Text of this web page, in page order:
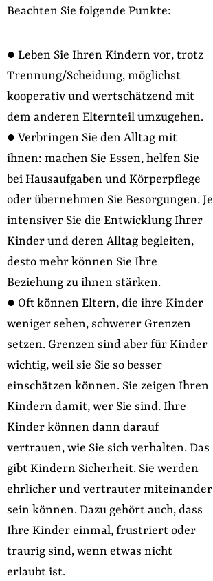
Beachten Sie folgende Punkte:
● Leben Sie Ihren Kindern vor, trotz
Trennung/Scheidung, möglichst
kooperativ und wertschätzend mit
dem anderen Elternteil umzugehen.
● Verbringen Sie den Alltag mit
ihnen: machen Sie Essen, helfen Sie
bei Hausaufgaben und Körperpflege
oder übernehmen Sie Besorgungen. Je
intensiver Sie die Entwicklung Ihrer
Kinder und deren Alltag begleiten,
desto mehr können Sie Ihre
Beziehung zu ihnen stärken.
● Oft können Eltern, die ihre Kinder
weniger sehen, schwerer Grenzen
setzen. Grenzen sind aber für Kinder
wichtig, weil sie Sie so besser
einschätzen können. Sie zeigen Ihren
Kindern damit, wer Sie sind. Ihre
Kinder können dann darauf
vertrauen, wie Sie sich verhalten. Das
gibt Kindern Sicherheit. Sie werden
ehrlicher und vertrauter miteinander
sein können. Dazu gehört auch, dass
Ihre Kinder einmal, frustriert oder
traurig sind, wenn etwas nicht
erlaubt ist.